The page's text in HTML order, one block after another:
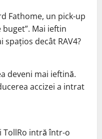
Fathome, un pick-up
buget”. Mai ieftin
spațios decât RAV4?
deveni mai ieftină.
accizei a intrat
TollRo intră într-o